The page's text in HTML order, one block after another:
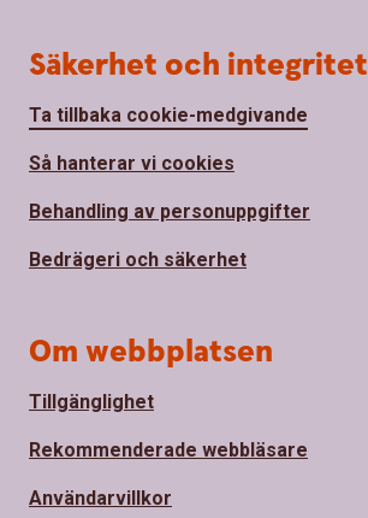
Säkerhet och integritet
Ta tillbaka cookie-medgivande
Så hanterar vi cookies
Behandling av personuppgifter
Bedrägeri och säkerhet
Om webbplatsen
Tillgänglighet
Rekommenderade webbläsare
Användarvillkor